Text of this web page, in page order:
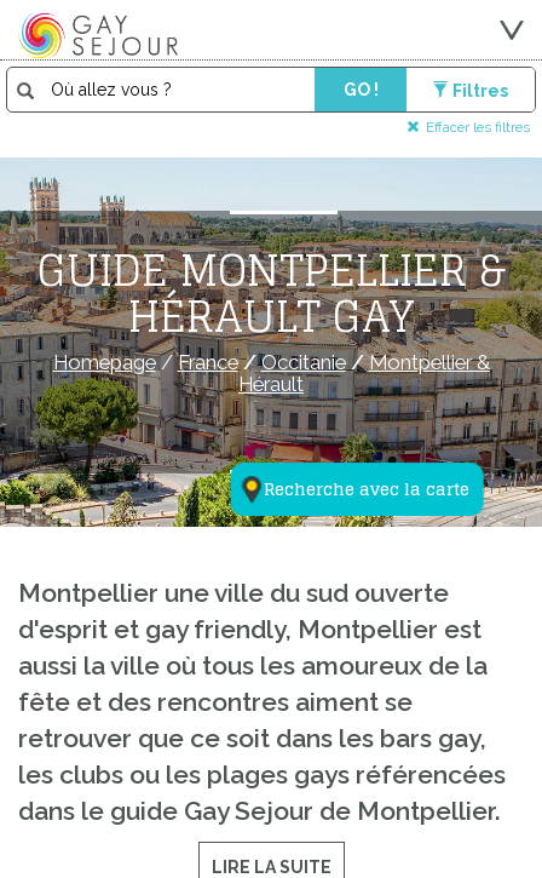
GO ! Filtres
Effacer les filtres
Recherche avec la carte
GUIDE MONTPELLIER &
HÉRAULT GAY
Homepage/France/Occitanie/Montpellier &
Hérault
Montpellier une ville du sud ouverte
d'esprit et gay friendly, Montpellier est
aussi la ville où tous les amoureux de la
fête et des rencontres aiment se
retrouver que ce soit dans les bars gay,
les clubs ou les plages gays référencées
dans le guide Gay Sejour de Montpellier.
LIRE LA SUITE